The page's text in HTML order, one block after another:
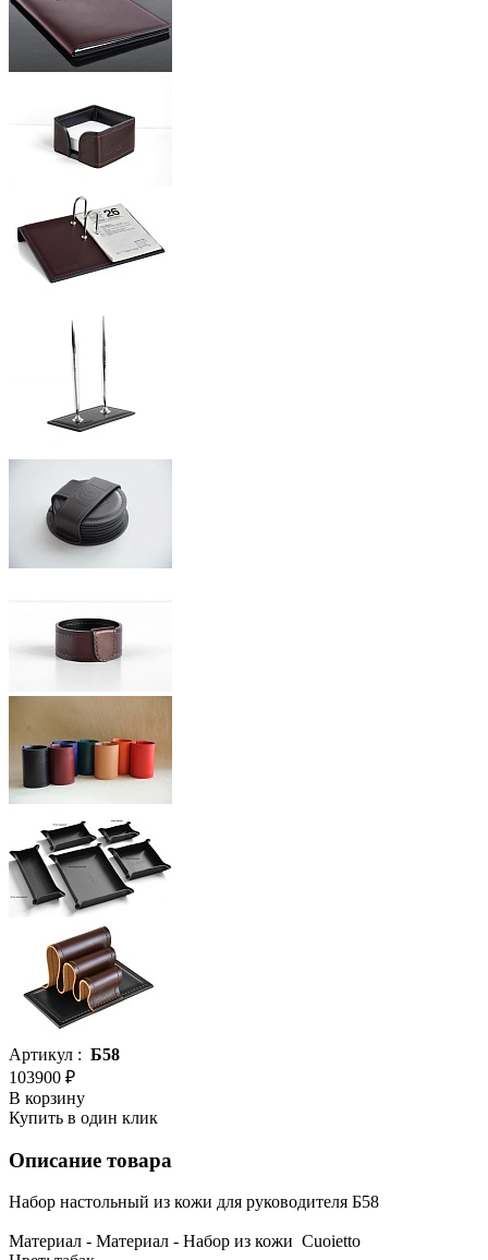
Артикул : Б58
103900 ₽
В корзину
Купить в один клик
Описание товара
Набор настольный из кожи для руководителя Б58
Материал - Материал - Набор из кожи Сuoietto